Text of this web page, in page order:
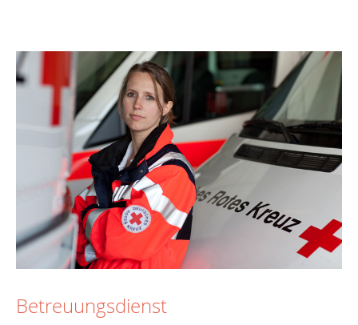
Betreuungsdienst